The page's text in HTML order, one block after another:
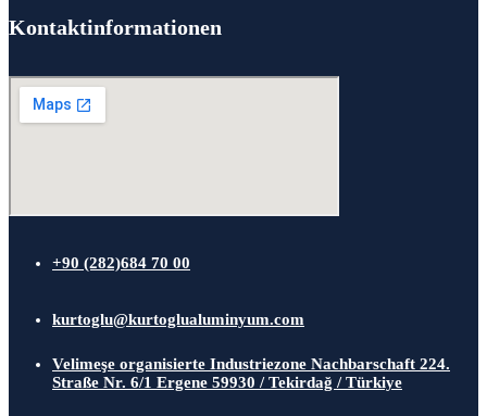
Kontaktinformationen
+90 (282)684 70 00
kurtoglu@kurtoglualuminyum.com
Velimeşe organisierte Industriezone Nachbarschaft 224.
Straße Nr. 6/1 Ergene 59930 / Tekirdağ / Türkiye